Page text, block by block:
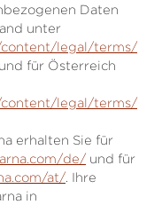
Daten
unter
content/legal/terms/
und für Österreich
content/legal/terms/
erhalten Sie für
de/ und für
at/. Ihre
in